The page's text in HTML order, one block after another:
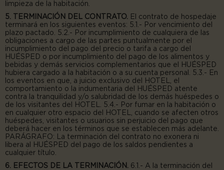
limpieza de la habitación.
5. TERMINACIÓN DEL CONTRATO. El contrato de hospedaje
terminará en los siguientes eventos: 5.1.- Por vencimiento del
plazo pactado. 5.2.- Por incumplimiento de cualquiera de las
obligaciones a cargo de las partes puntualmente por el
incumplimiento del pago del precio o tarifa a cargo del
HUÉSPED o por incumplimiento del pago de los alimentos y
bebidas y demás servicios complementarios que el HUÉSPED
hubiera cargado a la habitación o a su cuenta personal. 5.3.- En
los eventos en que, a juicio exclusivo del HOTEL, el
comportamiento o la indumentaria del HUÉSPED atente
contra la tranquilidad y/o salubridad de los demás huéspedes o
de los visitantes del HOTEL. 5.4.- Por fumar en la habitación o
en cualquier otro espacio del HOTEL, cuando se afecten otros
huéspedes, visitantes o usuarios sin perjuicio del pago que
deberá hacer en los términos que se establecen más adelante.
PARÁGRAFO: La terminación del contrato no exonera ni
libera al HUÉSPED del pago de los saldos pendientes a
cualquier título.
6. EFECTOS DE LA TERMINACIÓN. 6.1.- A la terminación del